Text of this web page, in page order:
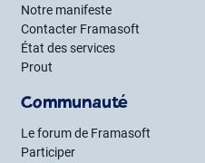
Notre manifeste
Contacter Framasoft
État des services
Prout
Communauté
Le forum de Framasoft
Participer